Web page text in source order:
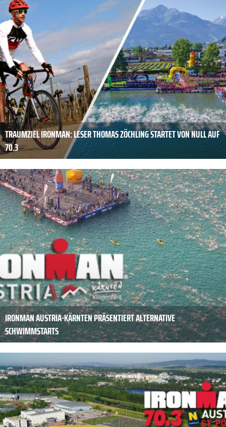
TRAUMZIEL IRONMAN: LESER THOMAS ZÖCHLING STARTET VON NULL AUF
70.3
IRONMAN AUSTRIA-KÄRNTEN PRÄSENTIERT ALTERNATIVE
SCHWIMMSTARTS